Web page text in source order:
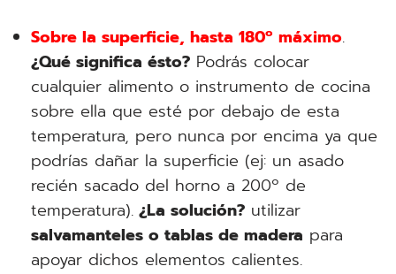
Sobre la superficie, hasta 180º máximo.
¿Qué significa ésto? Podrás colocar
cualquier alimento o instrumento de cocina
sobre ella que esté por debajo de esta
temperatura, pero nunca por encima ya que
podrías dañar la superficie (ej: un asado
recién sacado del horno a 200º de
temperatura). ¿La solución? utilizar
salvamanteles o tablas de madera para
apoyar dichos elementos calientes.